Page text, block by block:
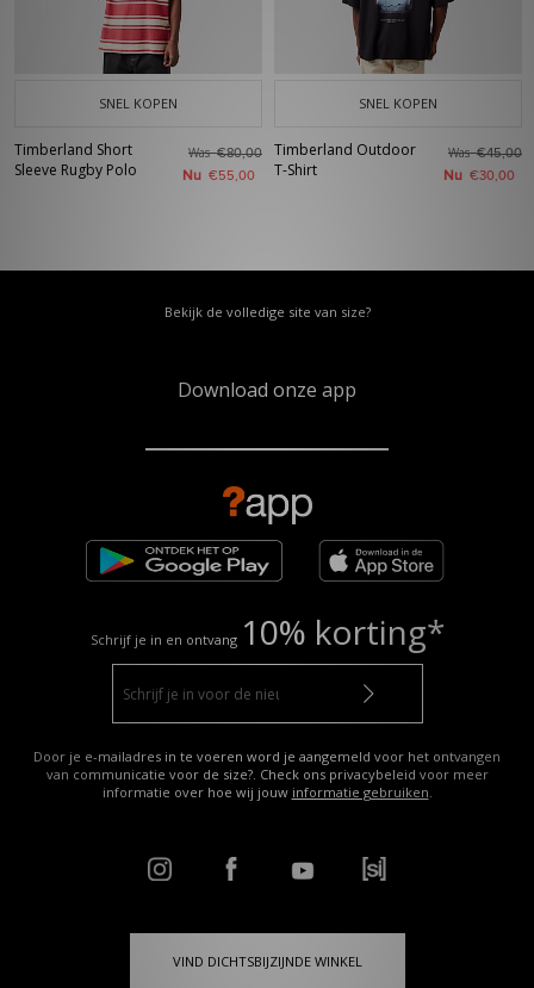
SNEL KOPEN
Timberland Short
Sleeve Rugby Polo
Was€80,00
Nu €55,00
SNEL KOPEN
Timberland Outdoor
T-Shirt
Was€45,00
Nu €30,00
Bekijk de volledige site van size?
Download onze app
Schrijf je in en ontvang 10% korting*
Door je e-mailadres in te voeren word je aangemeld voor het ontvangen
van communicatie voor de size?. Check ons privacybeleid voor meer
informatie over hoe wij jouw informatie gebruiken.
VIND DICHTSBIJZIJNDE WINKEL